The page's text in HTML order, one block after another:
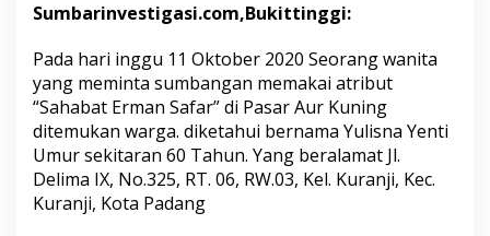
e
i
t
a
S
u
m
b
a
Sumbarinvestigasi.com,Bukittinggi:
Pada hari inggu 11 Oktober 2020 Seorang wanita
yang meminta sumbangan memakai atribut
“Sahabat Erman Safar” di Pasar Aur Kuning
ditemukan warga. diketahui bernama Yulisna Yenti
Umur sekitaran 60 Tahun. Yang beralamat Jl.
Delima IX, No.325, RT. 06, RW.03, Kel. Kuranji, Kec.
Kuranji, Kota Padang